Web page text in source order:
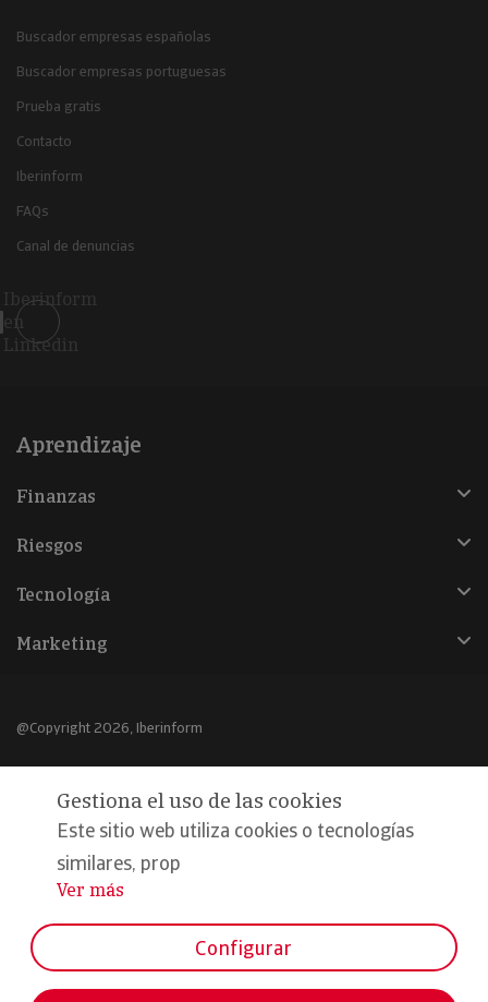
Buscador empresas españolas
Buscador empresas portuguesas
Prueba gratis
Contacto
Iberinform
FAQs
Canal de denuncias
Iberinform
en
Linkedin
Aprendizaje
Finanzas
Riesgos
Tecnología
Marketing
@Copyright 2026, Iberinform
Declaración de privacidad
Compromiso calidad y seguridad
Formamos parte de:
Gestiona el uso de las cookies
Este sitio web utiliza cookies o tecnologías
similares, prop
...
Ver más
Configurar